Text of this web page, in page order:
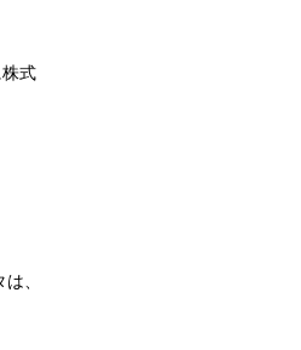
式
、